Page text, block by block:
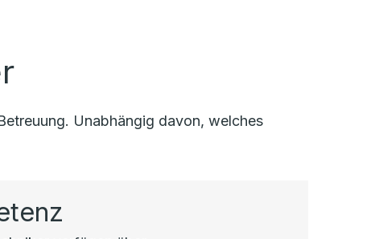
Unabhängig davon, welches